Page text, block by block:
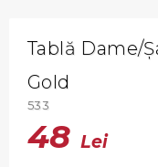
Tablă Dame/
Gold
533
48Lei